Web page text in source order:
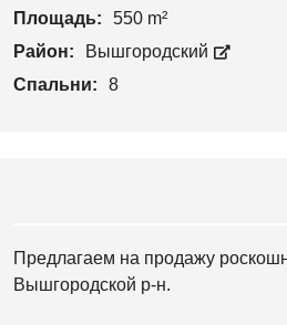
Площадь: 550 m²
Район:
Вышгородский
Спальни:
8
Предлагаем на продажу
Вышгородской р-н.